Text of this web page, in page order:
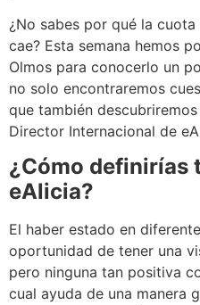
¿No sabes por qué la
cae? Esta semana hemos
Olmos para conocerlo un
no solo encontraremos
que también
Director Internacional de
¿Cómo definirías
eAlicia?
El haber estado en
oportunidad de tener una
pero ninguna tan positiva
cual ayuda de una manera